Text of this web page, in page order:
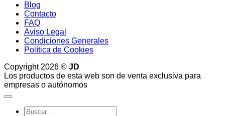
Blog
Contacto
FAQ
Aviso Legal
Condiciones Generales
Política de Cookies
Copyright 2026 © JD
Los productos de esta web son de venta exclusiva para
empresas o autónomos
Buscar